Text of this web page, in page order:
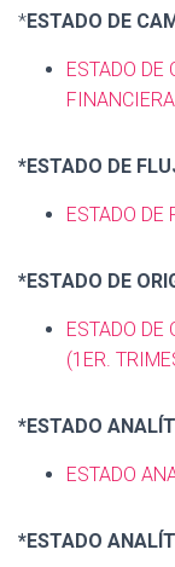
*ESTADO DE
ESTADO DE
FINANCIERA
*ESTADO DE
ESTADO DE
*ESTADO DE
ESTADO DE
(1ER.
*ESTADO
ESTADO
*ESTADO